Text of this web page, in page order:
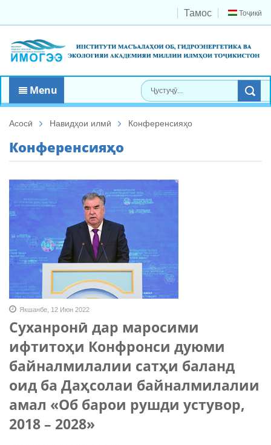
Тоҷикӣ
Тамос
Menu
Асосӣ Навидҳои илмӣ Конференсияҳо
Конференсияҳо
Якшанбе, 12 Июн 2022
Суханронӣ дар маросими
ифтитоҳи Конфронси дуюми
байналмилалии сатҳи баланд
оид ба Даҳсолаи байналмилалии
амал «Об барои рушди устувор,
2018 – 2028»